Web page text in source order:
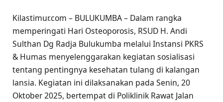
Kilastimur.com – BULUKUMBA – Dalam rangka
memperingati Hari Osteoporosis, RSUD H. Andi
Sulthan Dg Radja Bulukumba melalui Instansi PKRS
& Humas menyelenggarakan kegiatan sosialisasi
tentang pentingnya kesehatan tulang di kalangan
lansia. Kegiatan ini dilaksanakan pada Senin, 20
Oktober 2025, bertempat di Poliklinik Rawat Jalan